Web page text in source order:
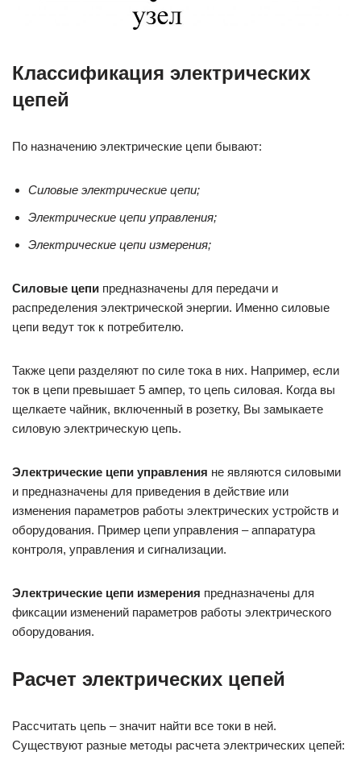
Классификация электрических
цепей
По назначению электрические цепи бывают:
Силовые электрические цепи;
Электрические цепи управления;
Электрические цепи измерения;
Силовые цепи предназначены для передачи и
распределения электрической энергии. Именно силовые
цепи ведут ток к потребителю.
Также цепи разделяют по силе тока в них. Например, если
ток в цепи превышает 5 ампер, то цепь силовая. Когда вы
щелкаете чайник, включенный в розетку, Вы замыкаете
силовую электрическую цепь.
Электрические цепи управления не являются силовыми
и предназначены для приведения в действие или
изменения параметров работы электрических устройств и
оборудования. Пример цепи управления – аппаратура
контроля, управления и сигнализации.
Электрические цепи измерения предназначены для
фиксации изменений параметров работы электрического
оборудования.
Расчет электрических цепей
Рассчитать цепь – значит найти все токи в ней.
Существуют разные методы расчета электрических цепей: